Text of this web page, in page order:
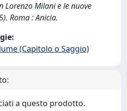
Lorenzo Milani e le nuove
Roma : Anicia.
(Capitolo o Saggio)
a questo prodotto.